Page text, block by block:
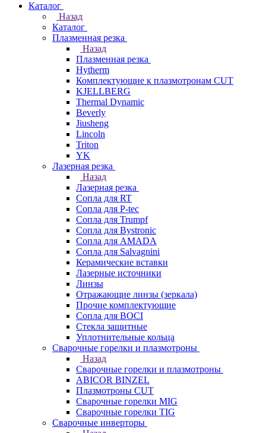
Каталог
Назад
Каталог
Плазменная резка
Назад
Плазменная резка
Hytherm
Комплектующие к плазмотронам CUT
KJELLBERG
Thermal Dynamic
Beverly
Jiusheng
Lincoln
Triton
YK
Лазерная резка
Назад
Лазерная резка
Сопла для RT
Сопла для P-tec
Сопла для Trumpf
Сопла для Bystronic
Сопла для AMADA
Сопла для Salvagnini
Керамические вставки
Лазерные источники
Линзы
Отражающие линзы (зеркала)
Прочие комплектующие
Сопла для BOCI
Стекла защитные
Уплотнительные кольца
Сварочные горелки и плазмотроны
Назад
Сварочные горелки и плазмотроны
ABICOR BINZEL
Плазмотроны CUT
Сварочные горелки MIG
Сварочные горелки TIG
Сварочные инверторы